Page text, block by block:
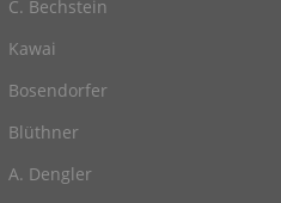
C. Bechstein
Kawai
Bosendorfer
Blüthner
A. Dengler